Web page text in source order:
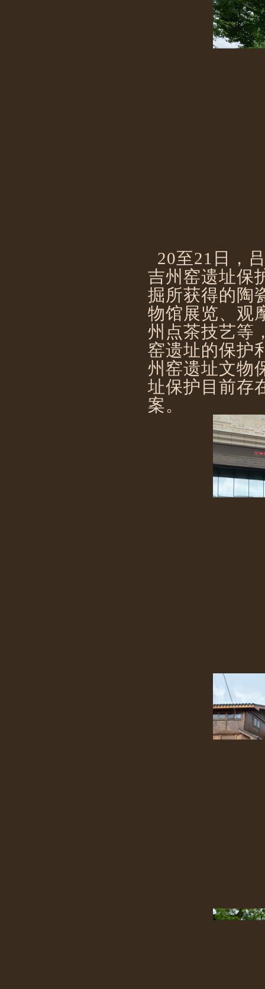
20至21日，
吉州窑遗址保
掘所获得的陶
物馆展览、观
州点茶技艺等
窑遗址的保护
州窑遗址文物
址保护目前存
案。